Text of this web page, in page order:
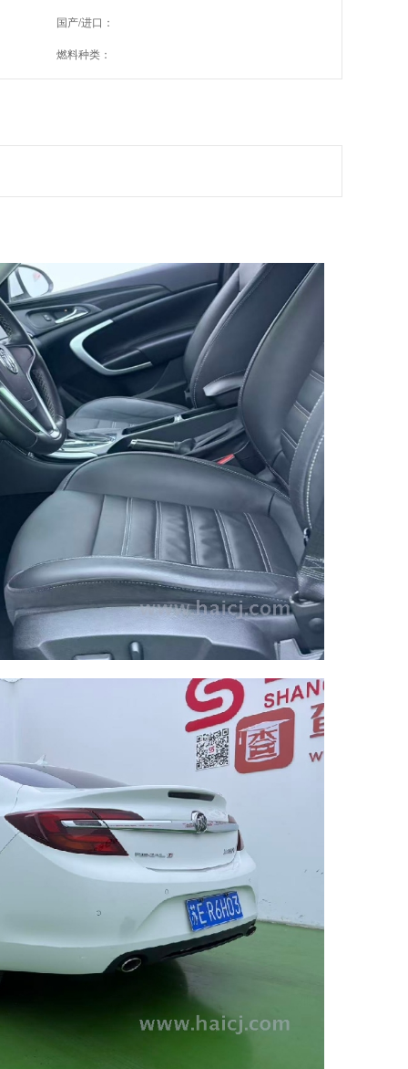
国产/进口：
燃料种类：